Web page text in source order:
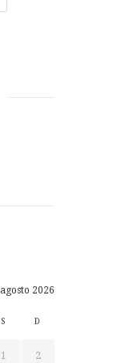
agosto 2026
S D
1 2